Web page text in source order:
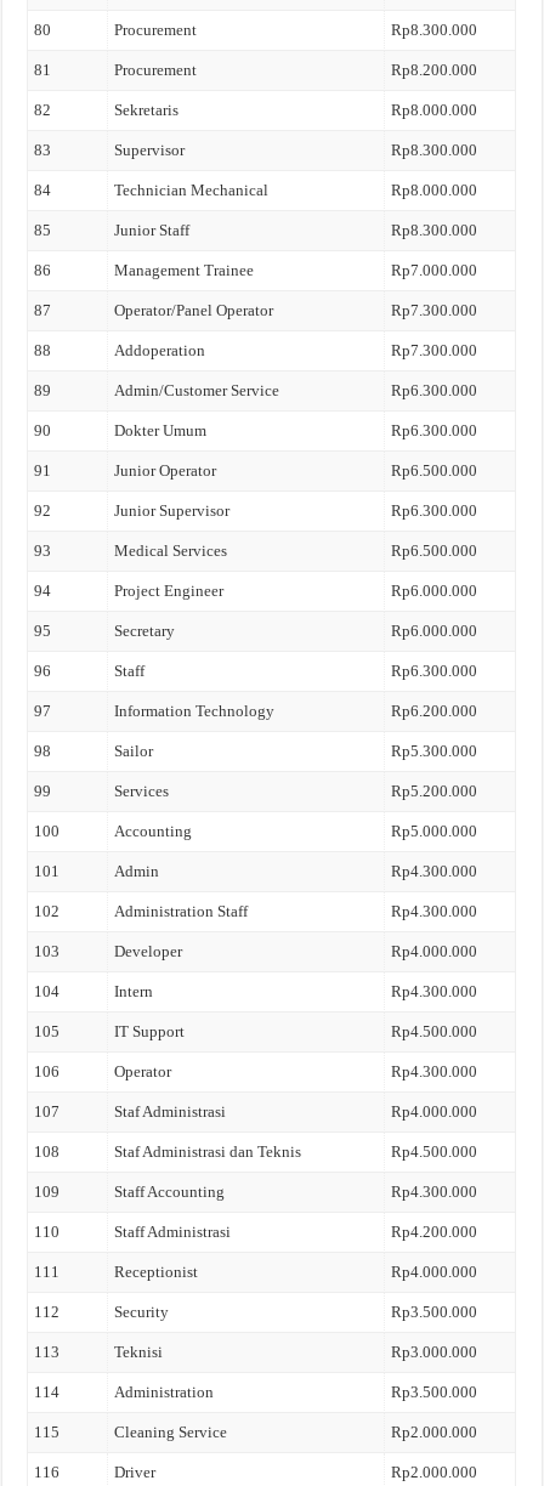
80 Procurement Rp8.300.000
81 Procurement Rp8.200.000
82 Sekretaris Rp8.000.000
83 Supervisor Rp8.300.000
84 Technician Mechanical Rp8.000.000
85 Junior Staff Rp8.300.000
86 Management Trainee Rp7.000.000
87 Operator/Panel Operator Rp7.300.000
88 Addoperation Rp7.300.000
89 Admin/Customer Service Rp6.300.000
90 Dokter Umum Rp6.300.000
91 Junior Operator Rp6.500.000
92 Junior Supervisor Rp6.300.000
93 Medical Services Rp6.500.000
94 Project Engineer Rp6.000.000
95 Secretary Rp6.000.000
96 Staff Rp6.300.000
97 Information Technology Rp6.200.000
98 Sailor Rp5.300.000
99 Services Rp5.200.000
100 Accounting Rp5.000.000
101 Admin Rp4.300.000
102 Administration Staff Rp4.300.000
103 Developer Rp4.000.000
104 Intern Rp4.300.000
105 IT Support Rp4.500.000
106 Operator Rp4.300.000
107 Staf Administrasi Rp4.000.000
108 Staf Administrasi dan Teknis Rp4.500.000
109 Staff Accounting Rp4.300.000
110 Staff Administrasi Rp4.200.000
111 Receptionist Rp4.000.000
112 Security Rp3.500.000
113 Teknisi Rp3.000.000
114 Administration Rp3.500.000
115 Cleaning Service Rp2.000.000
116 Driver Rp2.000.000